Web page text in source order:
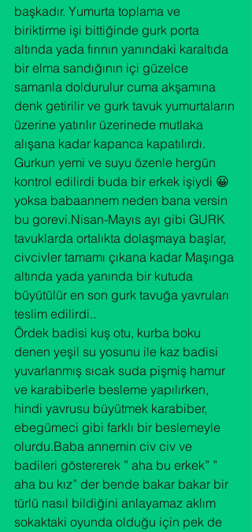
başkadır. Yumurta toplama ve
biriktirme işi bittiğinde gurk porta
altında yada fırının yanındaki karaltıda
bir elma sandığının içi güzelce
samanla doldurulur cuma akşamına
denk getirilir ve gurk tavuk yumurtaların
üzerine yatırılır üzerinede mutlaka
alışana kadar kapanca kapatılırdı.
Gurkun yemi ve suyu özenle hergün
kontrol edilirdi buda bir erkek işiydi 😀
yoksa babaannem neden bana versin
bu gorevi.Nisan-Mayıs ayı gibi GURK
tavuklarda ortalıkta dolaşmaya başlar,
civcivler tamamı çıkana kadar Maşınga
altında yada yanında bir kutuda
büyütülür en son gurk tavuğa yavruları
teslim edilirdi..
Ördek badisi kuş otu, kurba boku
denen yeşil su yosunu ile kaz badisi
yuvarlanmış sıcak suda pişmiş hamur
ve karabiberle besleme yapılırken,
hindi yavrusu büyütmek karabiber,
ebegümeci gibi farklı bir beslemeyle
olurdu.Baba annemin civ civ ve
badileri göstererek ” aha bu erkek” ”
aha bu kız” der bende bakar bakar bir
türlü nasıl bildiğini anlayamaz aklım
sokaktaki oyunda olduğu için pek de